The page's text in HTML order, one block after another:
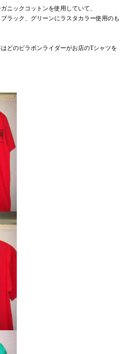
ニックコットンを使用していて、
ラック、グリーンにラスタカラー使用のも
どのビラボンライダーがお店のTシャツを